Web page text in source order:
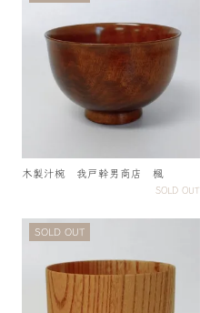
木製汁椀 我戸幹男商店 楓
SOLD OUT
SOLD OUT